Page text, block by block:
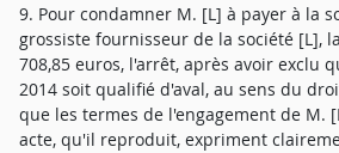
9. Pour condamner M. [L] à payer à la
grossiste fournisseur de la société [L],
708,85 euros, l'arrêt, après avoir exclu
2014 soit qualifié d'aval, au sens du
que les termes de l'engagement de M.
acte, qu'il reproduit, expriment